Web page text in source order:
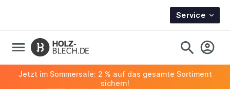
Service
Jetzt im Sommersale: 2 % auf das gesamte Sortiment
sichern!